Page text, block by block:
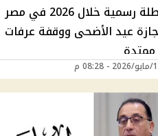
أطول عطلة رسمية خلال 2026 في مصر
عيد الأضحى ووقفة عرفات
ممتدة